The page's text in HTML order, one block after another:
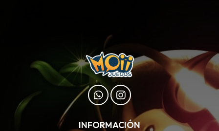
INFORMACIÓN